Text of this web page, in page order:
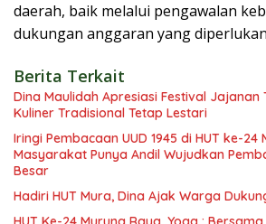
daerah, baik melalui pengawalan
dukungan anggaran yang
Berita Terkait
Dina Maulidah Apresiasi Festival Jajanan
Kuliner Tradisional Tetap Lestari
Iringi Pembacaan UUD 1945 di HUT ke-24
Masyarakat Punya Andil Wujudkan Pembangunan yang Lebih
Besar
Hadiri HUT Mura, Dina Ajak Warga